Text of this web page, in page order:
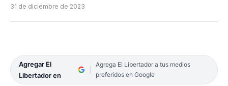
31 de diciembre de 2023
Agregar El
Libertador en
Agrega El Libertador a tus medios
preferidos en Google